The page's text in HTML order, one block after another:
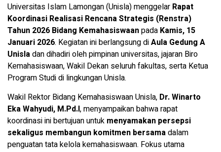
Universitas Islam Lamongan (Unisla) menggelar Rapat
Koordinasi Realisasi Rencana Strategis (Renstra)
Tahun 2026 Bidang Kemahasiswaanpada Kamis, 15
Januari 2026. Kegiatan ini berlangsung diAula Gedung A
Unisladan dihadiri oleh pimpinan universitas, jajaran Biro
Kemahasiswaan, Wakil Dekan seluruh fakultas, serta Ketua
Program Studi di lingkungan Unisla.
Wakil Rektor Bidang Kemahasiswaan Unisla, Dr. Winarto
Eka Wahyudi, M.Pd.I, menyampaikan bahwa rapat
koordinasi ini bertujuan untuk menyamakan persepsi
sekaligus membangun komitmen bersamadalam
penguatan tata kelola kemahasiswaan. Fokus utama